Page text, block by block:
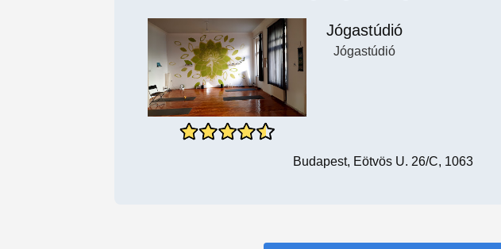
Jógastúdió
Jógastúdió
Budapest, Eötvös U. 26/c, 1063